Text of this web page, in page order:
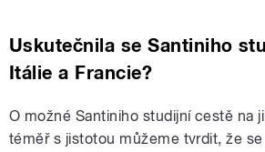
Uskutečnila se Santiniho
Itálie a Francie?
O možné Santiniho studijní cestě na
téměř s jistotou můžeme tvrdit, že